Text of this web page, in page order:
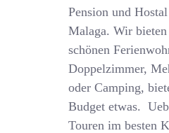
Pension und
Malaga. Wir
schönen
Doppelzimmer,
oder Camping,
Budget etwas.
Touren im besten